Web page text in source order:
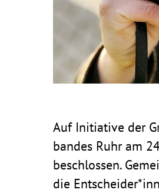
Auf Initia­tive der
bandes Ruhr am
beschlossen.
die